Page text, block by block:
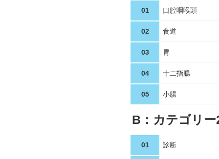
01 口腔咽喉頭
02 食道
03 胃
04 十二指腸
05 小腸
B：カテゴリー
01 診断